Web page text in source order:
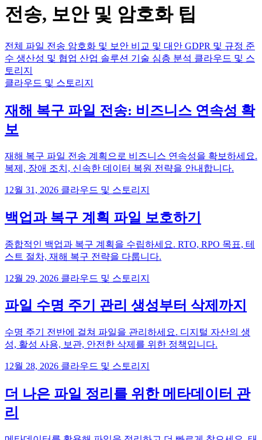
전송, 보안 및 암호화 팁
전체 파일 전송 암호화 및 보안 비교 및 대안 GDPR 및 규정 준
수 생산성 및 협업 산업 솔루션 기술 심층 분석 클라우드 및 스
토리지
클라우드 및 스토리지
재해 복구 파일 전송: 비즈니스 연속성 확
보
재해 복구 파일 전송 계획으로 비즈니스 연속성을 확보하세요.
복제, 장애 조치, 신속한 데이터 복원 전략을 안내합니다.
12월 31, 2026 클라우드 및 스토리지
백업과 복구 계획 파일 보호하기
종합적인 백업과 복구 계획을 수립하세요. RTO, RPO 목표, 테
스트 절차, 재해 복구 전략을 다룹니다.
12월 29, 2026 클라우드 및 스토리지
파일 수명 주기 관리 생성부터 삭제까지
수명 주기 전반에 걸쳐 파일을 관리하세요. 디지털 자산의 생
성, 활성 사용, 보관, 안전한 삭제를 위한 정책입니다.
12월 28, 2026 클라우드 및 스토리지
더 나은 파일 정리를 위한 메타데이터 관
리